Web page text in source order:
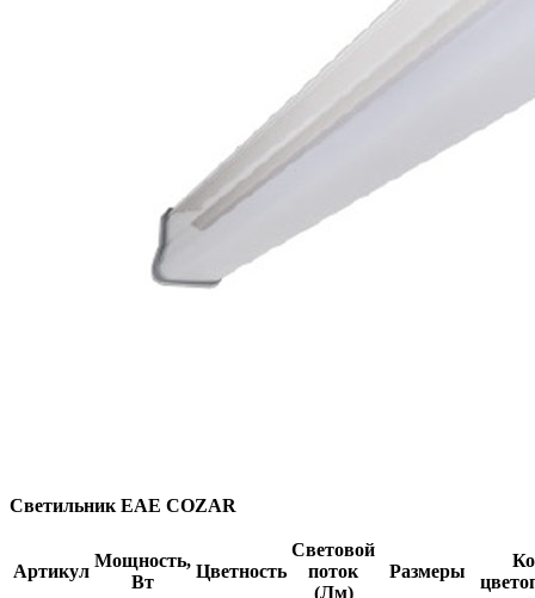
Светильник EAE COZAR
Артикул
Мощность,
Вт
Цветность
Световой
поток
(Лм)
Размеры